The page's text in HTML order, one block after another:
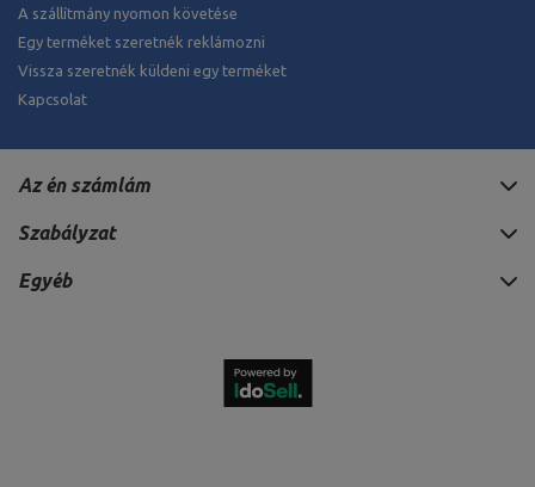
A szállítmány nyomon követése
Egy terméket szeretnék reklámozni
Vissza szeretnék küldeni egy terméket
Kapcsolat
Az én számlám
Szabályzat
Egyéb